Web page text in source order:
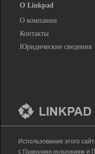
О Linkpad
О компании
Контакты
Юридические сведения
Использование этого
с Правилами пользования и